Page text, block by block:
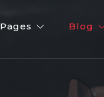
Pages Blog